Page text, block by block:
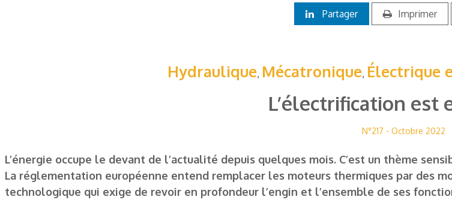
Partager Imprimer
Hydraulique, Mécatronique, Électrique
L’électrification est
N°217 - Octobre 2022
L’énergie occupe le devant de l’actualité depuis quelques mois. C’est un thème
La réglementation européenne entend remplacer les moteurs thermiques par des
technologique qui exige de revoir en profondeur l’engin et l’ensemble de ses